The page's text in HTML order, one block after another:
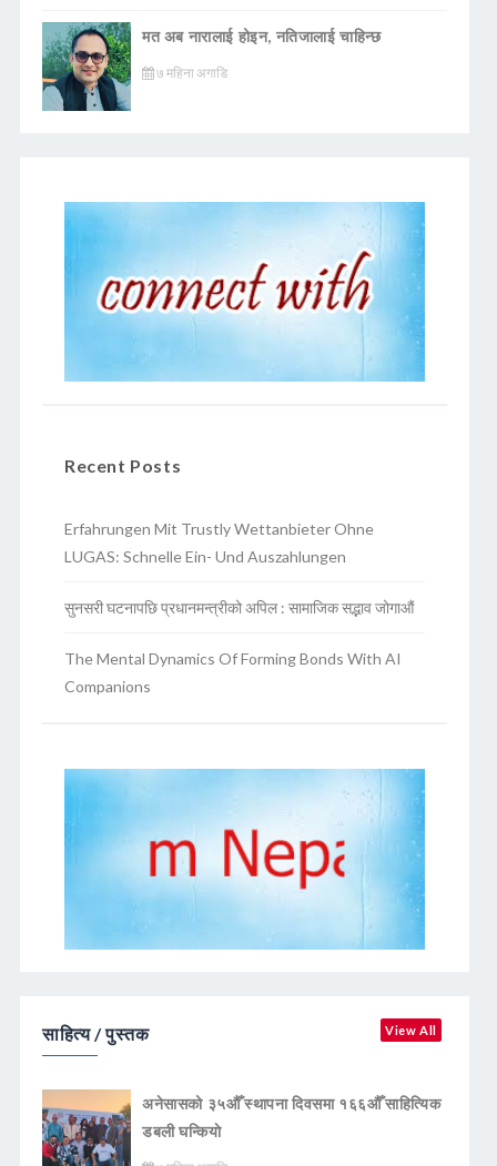
मत अब नारालाई होइन, नतिजालाई चाहिन्छ
७ महिना अगाडि
Recent Posts
Erfahrungen Mit Trustly Wettanbieter Ohne
LUGAS: Schnelle Ein- Und Auszahlungen
सुनसरी घटनापछि प्रधानमन्त्रीको अपिल : सामाजिक सद्भाव जोगाऔं
The Mental Dynamics Of Forming Bonds With AI
Companions
साहित्य / पुस्तक View All
अनेसासको ३५औँ स्थापना दिवसमा १६६औँ साहित्यिक
डबली घन्कियाे